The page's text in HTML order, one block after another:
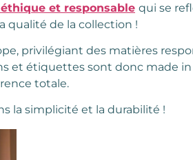
et responsable qui se
qualité de la collection !
privilégiant des matières
et étiquettes sont donc made
totale.
la simplicité et la durabilité !